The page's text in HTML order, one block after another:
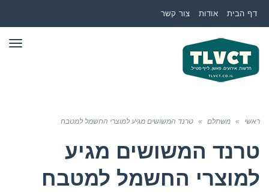
דף הבית אודות צור קשר
ראשי » משתלם » טרנד המשושים מגיע למוצרי החשמל למטבח
טרנד המשושים מגיע
למוצרי החשמל למטבח